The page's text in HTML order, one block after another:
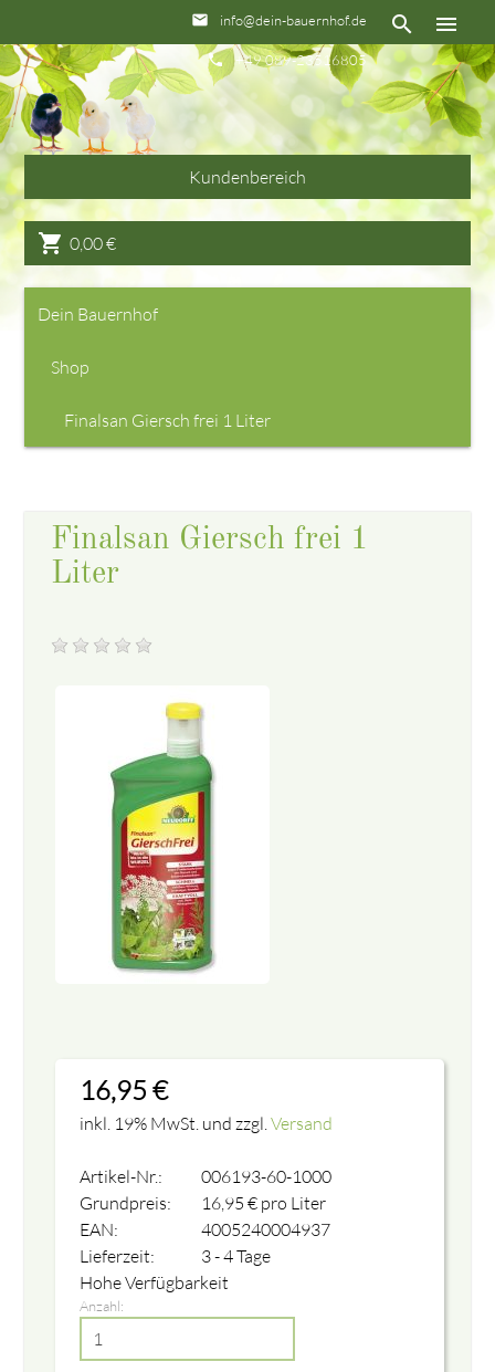
menu
search
email info@dein-bauernhof.de
phone +49 089-23516805
Kundenbereich
shopping_cart 0,00€
Dein Bauernhof
Shop
Finalsan Giersch frei 1 Liter
Finalsan Giersch frei 1
Liter
16,95 €
inkl. 19% MwSt. und zzgl. Versand
Artikel-Nr.:
006193-60-1000
Grundpreis:
16,95€ pro Liter
EAN:
4005240004937
Lieferzeit:
3 - 4 Tage
Hohe Verfügbarkeit
Anzahl: